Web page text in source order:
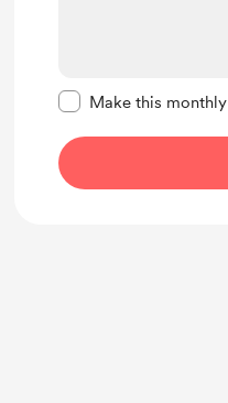
Make this monthly